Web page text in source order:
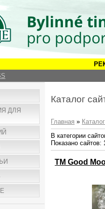
ДЛЯ
Каталог
Главная »
В категории
Показано сайтов:
TM Good